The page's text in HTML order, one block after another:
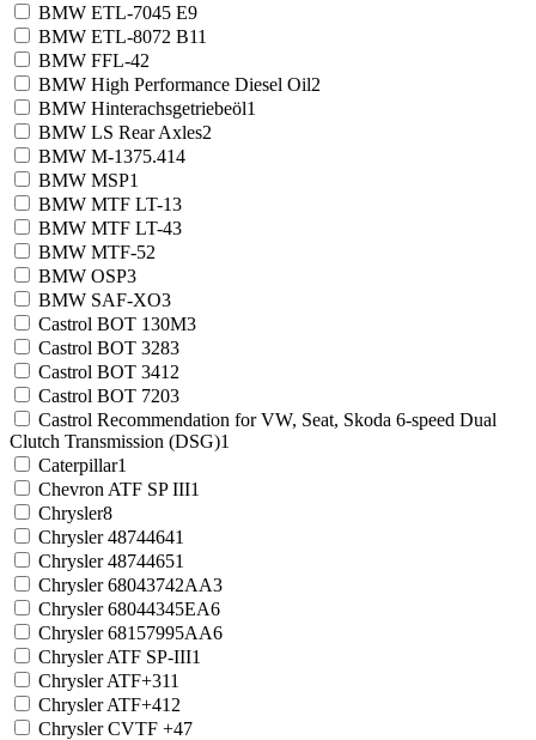
BMW ETL-7045 E9
BMW ETL-8072 B11
BMW FFL-42
BMW High Performance Diesel Oil2
BMW Hinterachsgetriebeöl1
BMW LS Rear Axles2
BMW M-1375.414
BMW MSP1
BMW MTF LT-13
BMW MTF LT-43
BMW MTF-52
BMW OSP3
BMW SAF-XO3
Castrol BOT 130M3
Castrol BOT 3283
Castrol BOT 341 2
Castrol BOT 7203
Castrol Recommendation for VW, Seat, Skoda 6-speed Dual
Clutch Transmission (DSG)1
Caterpillar1
Chevron ATF SP III1
Chrysler8
Chrysler 48744641
Chrysler 48744651
Chrysler 68043742AA3
Chrysler 68044345EA6
Chrysler 68157995AA6
Chrysler ATF SP-III1
Chrysler ATF+311
Chrysler ATF+412
Chrysler CVTF +47